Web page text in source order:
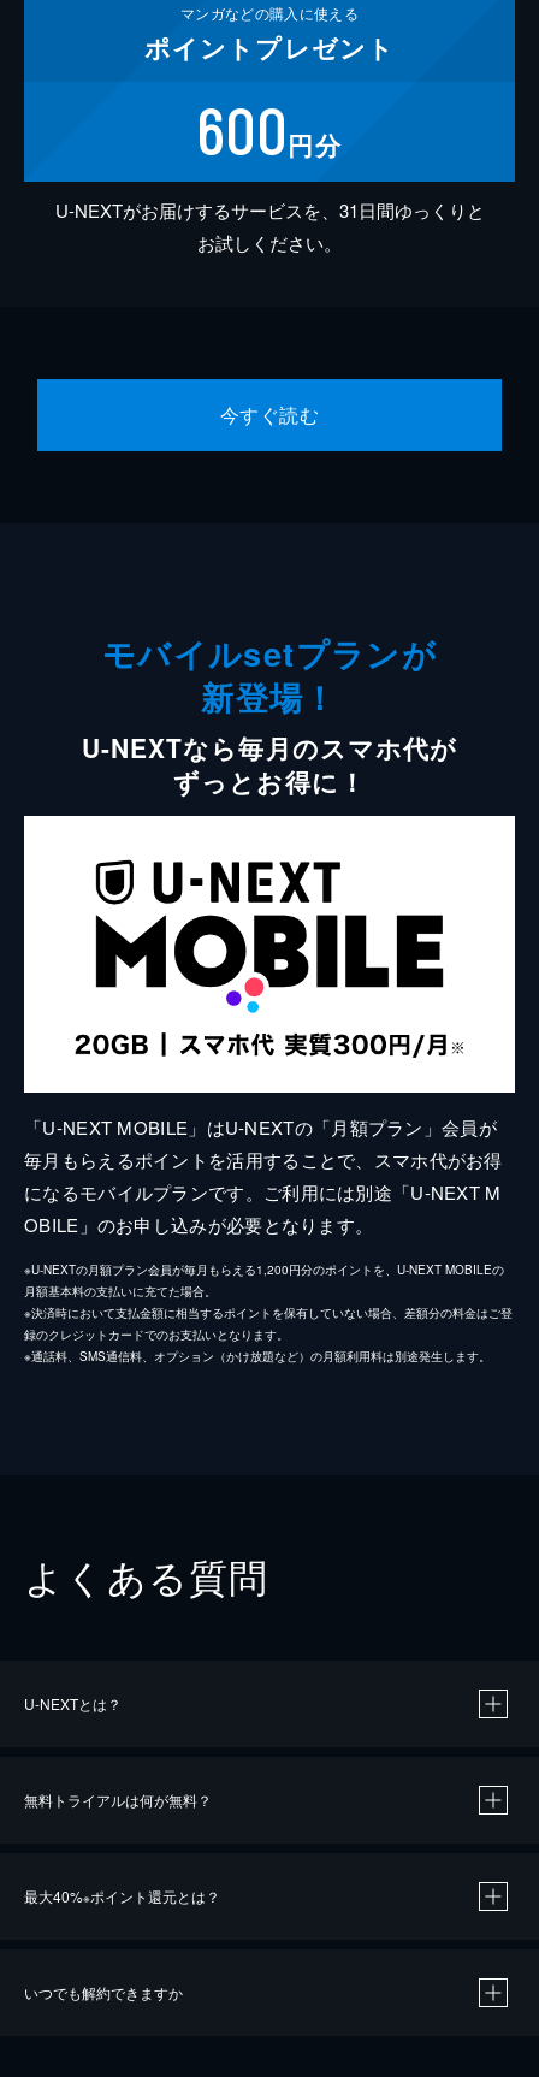
マンガなどの購入に使える
ポイント プレゼント
600円分
U-NEXTがお届けするサービスを、31日間ゆっくりと
お試しください。
今すぐ読む
モバイルsetプランが
新登場！
U-NEXTなら毎月のスマホ代が
ずっとお得に！
「U-NEXT MOBILE」はU-NEXTの「月額プラン」会員が
毎月もらえるポイントを活用することで、スマホ代がお得
になるモバイルプランです。ご利用には別途「U-NEXT M
OBILE」のお申し込みが必要となります。
※U-NEXTの月額プラン会員が毎月もらえる1,200円分のポイントを、U-NEXT MOBILEの
月額基本料の支払いに充てた場合。
※決済時において支払金額に相当するポイントを保有していない場合、差額分の料金はご登
録のクレジットカードでのお支払いとなります。
※通話料、SMS通信料、オプション（かけ放題など）の月額利用料は別途発生します。
よくある質問
U-NEXTとは？
無料トライアルは何が無料？
最大40%※ポイント還元とは？
いつでも解約できますか